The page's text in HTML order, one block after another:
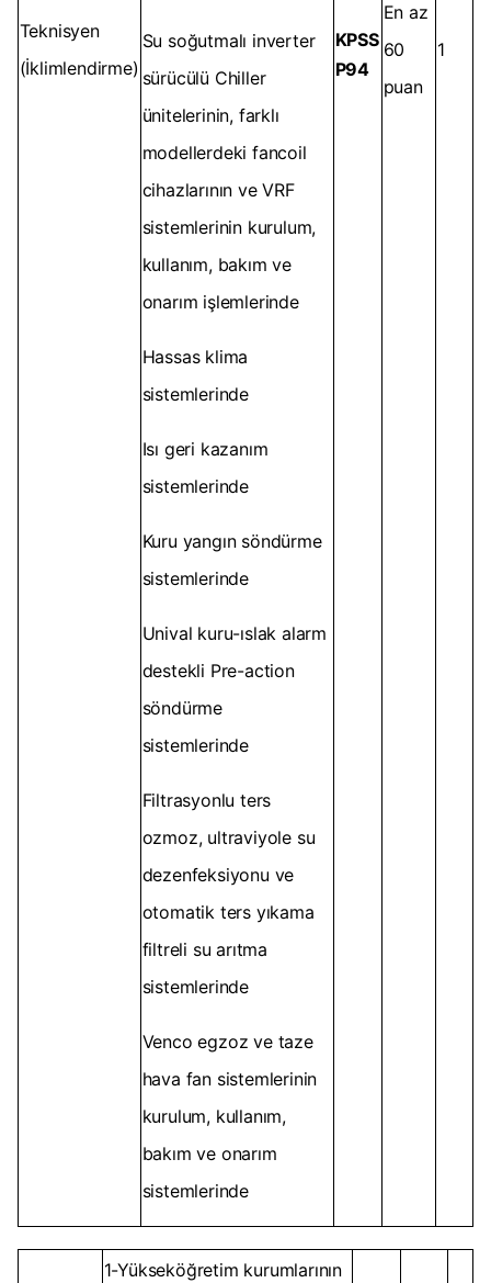
Teknisyen
(İklimlendirme)
Su soğutmalı inverter
sürücülü Chiller
ünitelerinin, farklı
modellerdeki fancoil
cihazlarının ve VRF
sistemlerinin kurulum,
kullanım, bakım ve
onarım işlemlerinde
Hassas klima
sistemlerinde
Isı geri kazanım
sistemlerinde
Kuru yangın söndürme
sistemlerinde
Unival kuru-ıslak alarm
destekli Pre-action
söndürme
sistemlerinde
Filtrasyonlu ters
ozmoz, ultraviyole su
dezenfeksiyonu ve
otomatik ters yıkama
filtreli su arıtma
sistemlerinde
Venco egzoz ve taze
hava fan sistemlerinin
kurulum, kullanım,
bakım ve onarım
sistemlerinde
KPSS
P94
En az
60
puan
1
1-Yükseköğretim kurumlarının